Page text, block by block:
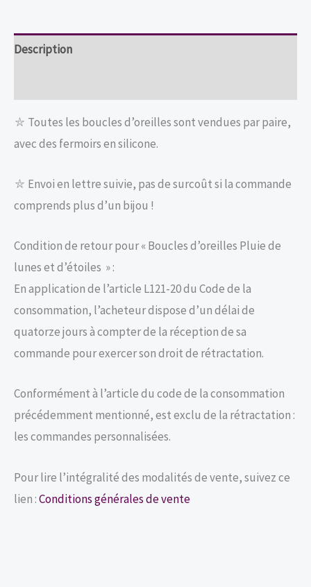
d'étoiles
Description
⛥ Toutes les boucles d’oreilles sont vendues par paire,
avec des fermoirs en silicone.
⛥ Envoi en lettre suivie, pas de surcoût si la commande
comprends plus d’un bijou !
Condition de retour pour « Boucles d’oreilles Pluie de
lunes et d’étoiles » :
En application de l’article L121-20 du Code de la
consommation, l’acheteur dispose d’un délai de
quatorze jours à compter de la réception de sa
commande pour exercer son droit de rétractation.
Conformément à l’article du code de la consommation
précédemment mentionné, est exclu de la rétractation :
les commandes personnalisées.
Pour lire l’intégralité des modalités de vente, suivez ce
lien :Conditions générales de vente